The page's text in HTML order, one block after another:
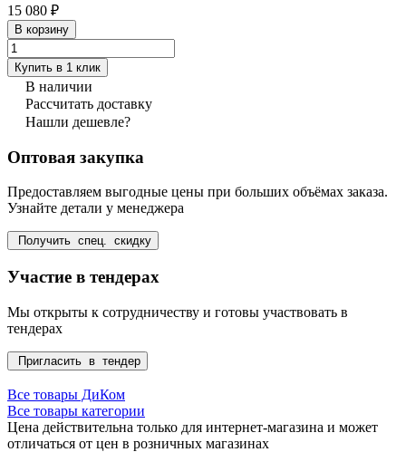
15 080 ₽
В корзину
Купить в 1 клик
В наличии
Рассчитать доставку
Нашли дешевле?
Оптовая закупка
Предоставляем выгодные цены при больших объёмах заказа.
Узнайте детали у менеджера
Получить спец. скидку
Участие в тендерах
Мы открыты к сотрудничеству и готовы участвовать в
тендерах
Пригласить в тендер
Все товары ДиКом
Все товары категории
Цена действительна только для интернет-магазина и может
отличаться от цен в розничных магазинах